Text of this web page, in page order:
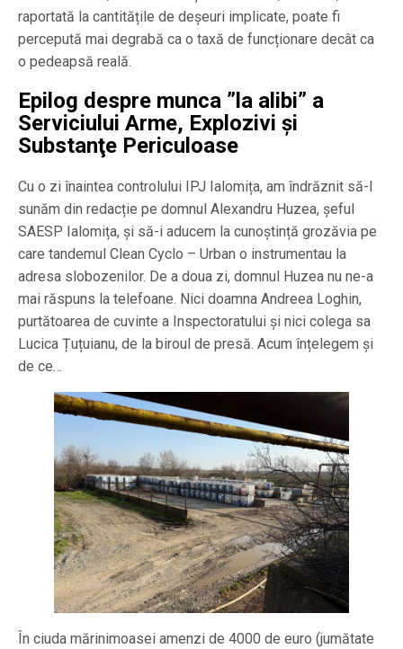
raportată la cantitățile de deșeuri implicate, poate fi
percepută mai degrabă ca o taxă de funcționare decât ca
o pedeapsă reală.
Epilog despre munca ”la alibi” a
Serviciului Arme, Explozivi şi
Substanţe Periculoase
Cu o zi înaintea controlului IPJ Ialomița, am îndrăznit să-l
sunăm din redacție pe domnul Alexandru Huzea, șeful
SAESP Ialomița, și să-i aducem la cunoștință grozăvia pe
care tandemul Clean Cyclo – Urban o instrumentau la
adresa slobozenilor. De a doua zi, domnul Huzea nu ne-a
mai răspuns la telefoane. Nici doamna Andreea Loghin,
purtătoarea de cuvinte a Inspectoratului și nici colega sa
Lucica Țuțuianu, de la biroul de presă. Acum înțelegem și
de ce…
În ciuda mărinimoasei amenzi de 4000 de euro (jumătate